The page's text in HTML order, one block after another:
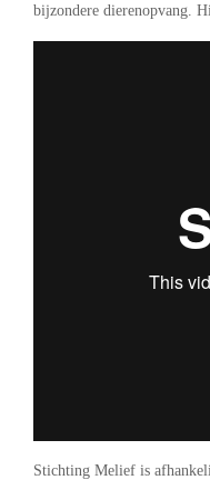
bijzondere dierenopvang.
Stichting Melief is